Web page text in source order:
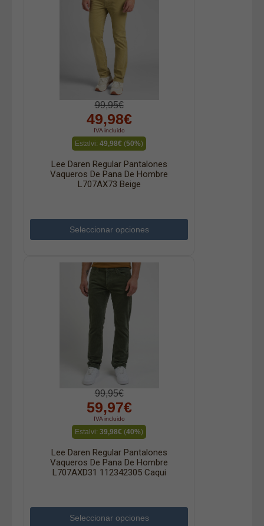
99,95€
49,98€
IVA incluido
Estalvi: 49,98€ (50%)
Lee Daren Regular Pantalones
Vaqueros De Pana De Hombre
L707AX73 Beige
Seleccionar opciones
99,95€
59,97€
IVA incluido
Estalvi: 39,98€ (40%)
Lee Daren Regular Pantalones
Vaqueros De Pana De Hombre
L707AXD31 112342305 Caqui
Seleccionar opciones